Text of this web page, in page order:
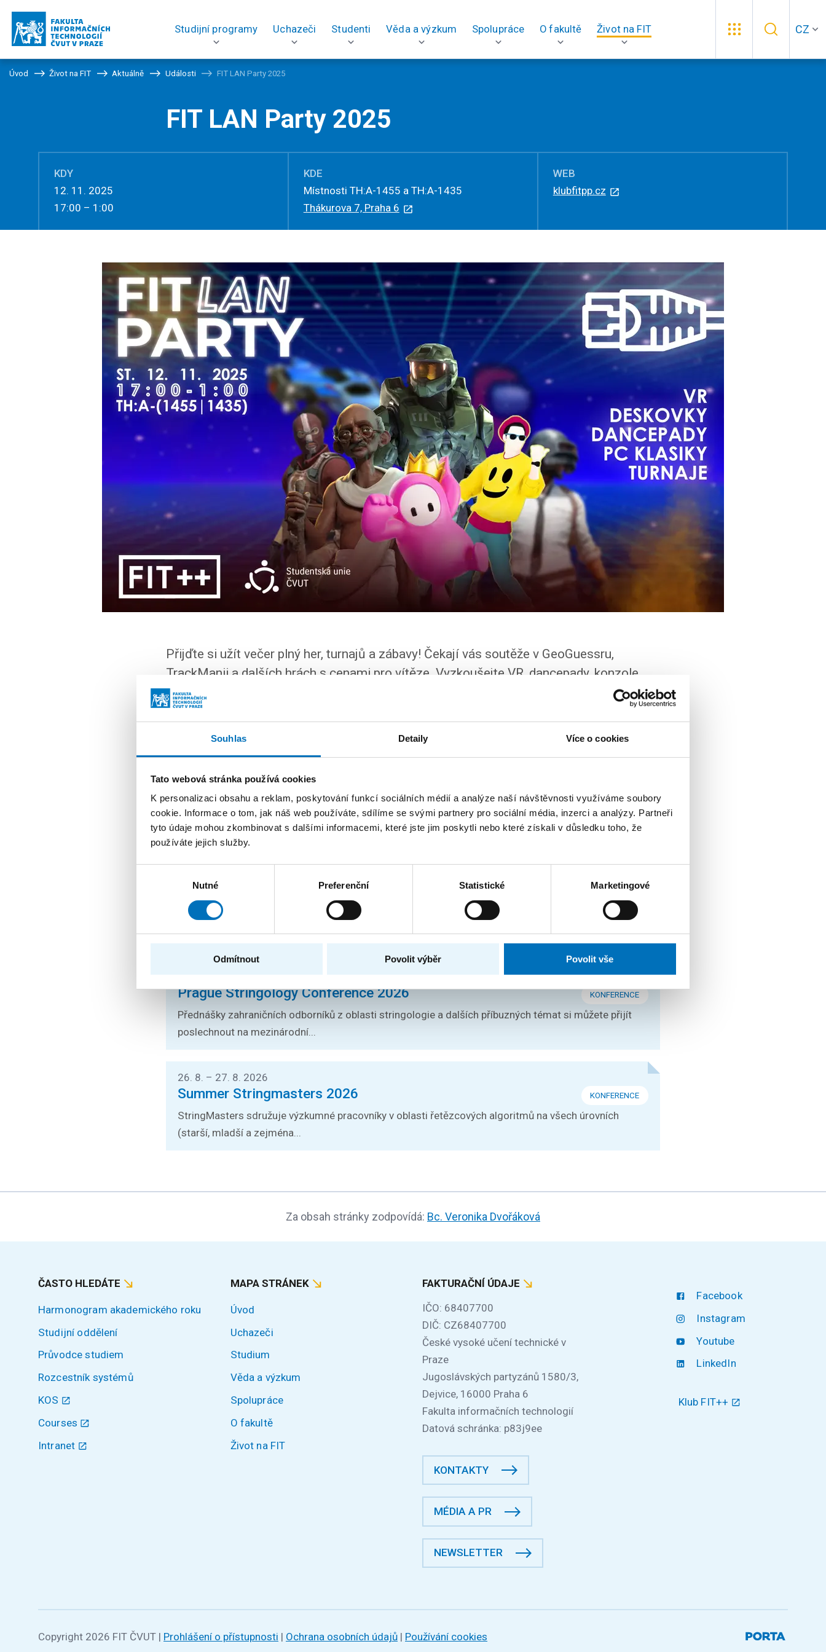
Souhlas Detaily Více o cookies
Tato webová stránka používá cookies
K personalizaci obsahu a reklam, poskytování funkcí sociálních médií a analýze naší návštěvnosti využíváme soubory
cookie. Informace o tom, jak náš web používáte, sdílíme se svými partnery pro sociální média, inzerci a analýzy. Partneři
tyto údaje mohou zkombinovat s dalšími informacemi, které jste jim poskytli nebo které získali v důsledku toho, že
používáte jejich služby.
Nutné Preferenční Statistické Marketingové
Odmítnout Povolit výběr Povolit vše
Studijní programy Uchazeči Studenti Věda a výzkum Spolupráce O fakultě Život na FIT CZ
Úvod Život na FIT Aktuálně Události FIT LAN Party 2025
FIT LAN Party 2025
KDY
12. 11. 2025
17:00 – 1:00
KDE
Místnosti TH:A-1455 a TH:A-1435
Thákurova 7, Praha 6
WEB
klubfitpp.cz
Přijďte si užít večer plný her, turnajů a zábavy! Čekají vás soutěže v GeoGuessru,
TrackManii a dalších hrách s cenami pro vítěze. Vyzkoušejte VR, dancepady, konzole,
deskovky, volanty a Factorio a Minecraft servery, nebo si jen užijte chill s kamarády
u jídla a pití.
WEB AKCE
Další události
informatika a Učitelství informatiky pro SŠ
FIT ČVUT otevírá mimořádný termín pro podání přihlášek do magisterských studijních programů
Kvantová informatika a Učitelství...
Prague Stringology Conference 2026 KONFERENCE
Přednášky zahraničních odborníků z oblasti stringologie a dalších příbuzných témat si můžete přijít
poslechnout na mezinárodní...
26. 8. – 27. 8. 2026
Summer Stringmasters 2026 KONFERENCE
StringMasters sdružuje výzkumné pracovníky v oblasti řetězcových algoritmů na všech úrovních
(starší, mladší a zejména...
Za obsah stránky zodpovídá: Bc. Veronika Dvořáková
ČASTO HLEDÁTE
Harmonogram akademického roku
Studijní oddělení
Průvodce studiem
Rozcestník systémů
KOS
Courses
Intranet
MAPA STRÁNEK
Úvod
Uchazeči
Studium
Věda a výzkum
Spolupráce
O fakultě
Život na FIT
FAKTURAČNÍ ÚDAJE
IČO: 68407700
DIČ: CZ68407700
České vysoké učení technické v
Praze
Jugoslávských partyzánů 1580/3,
Dejvice, 16000 Praha 6
Fakulta informačních technologií
Datová schránka: p83j9ee
KONTAKTY
MÉDIA A PR
NEWSLETTER
Facebook
Instagram
Youtube
LinkedIn
Klub FIT++
Copyright 2026 FIT ČVUT | Prohlášení o přístupnosti | Ochrana osobních údajů | Používání cookies